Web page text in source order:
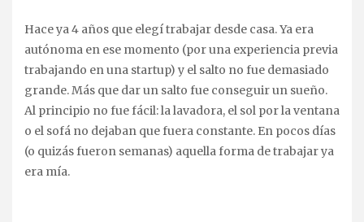
Hace ya 4 años que elegí trabajar desde casa. Ya era
autónoma en ese momento (por una experiencia previa
trabajando en una startup) y el salto no fue demasiado
grande. Más que dar un salto fue conseguir un sueño.
Al principio no fue fácil: la lavadora, el sol por la ventana
o el sofá no dejaban que fuera constante. En pocos días
(o quizás fueron semanas) aquella forma de trabajar ya
era mía.